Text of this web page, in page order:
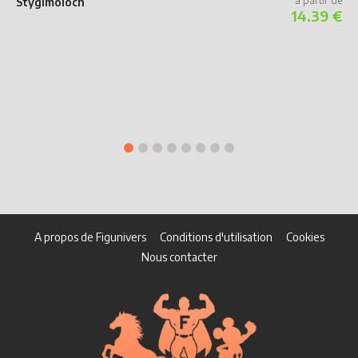
14.39 €
A propos de Figunivers Conditions d'utilisation
Cookies
Nous contacter